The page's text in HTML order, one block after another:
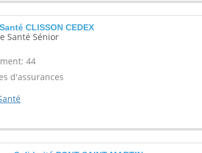
CLISSON CEDEX
Santé Sénior
44
d'assurances